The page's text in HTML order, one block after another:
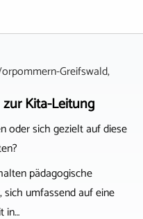
Greifswald,
Kita-Leitung
oder sich gezielt auf diese
pädagogische
umfassend auf eine
in…